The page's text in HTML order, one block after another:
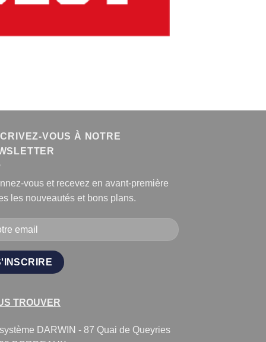
VOUS À NOTRE
vous et recevez en avant-première
les nouveautés et bons plans.
TROUVER
DARWIN - 87 Quai de Queyries